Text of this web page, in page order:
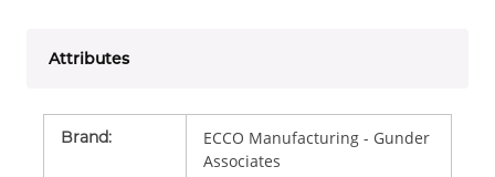
Attributes
Brand:
ECCO Manufacturing - Gunder
Associates